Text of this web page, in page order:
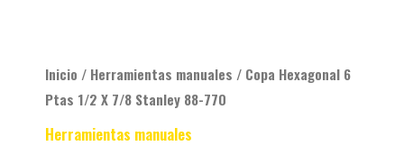
Inicio / Herramientas manuales / Copa Hexagonal 6
Ptas 1/2 X 7/8 Stanley 88-770
Herramientas manuales
88-
770